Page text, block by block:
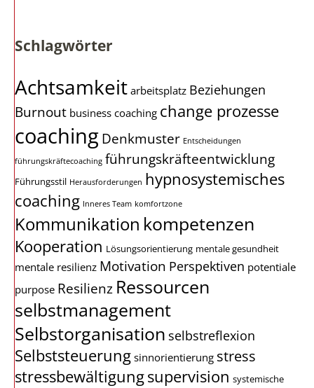
Schlagwörter
Achtsamkeit arbeitsplatz Beziehungen
Burnout business coaching change prozesse
coachingDenkmuster Entscheidungen
führungskräftecoaching führungskräfteentwicklung
Führungsstil Herausforderungen hypnosystemisches
coaching Inneres Team komfortzone
Kommunikation kompetenzen
Kooperation Lösungsorientierung mentale gesundheit
mentale resilienz Motivation Perspektiven potentiale
purpose Resilienz Ressourcen
selbstmanagement
Selbstorganisation selbstreflexion
Selbststeuerung sinnorientierung stress
stressbewältigungsupervision systemische